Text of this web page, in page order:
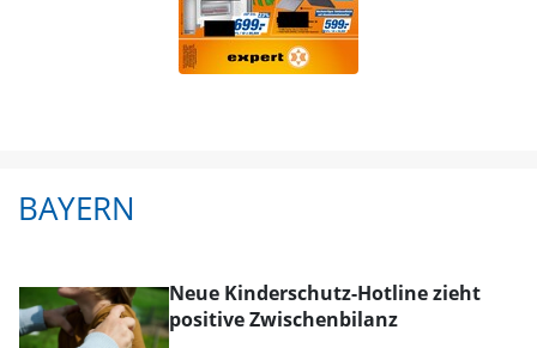
BAYERN
Neue Kinderschutz-Hotline zieht
positive Zwischenbilanz